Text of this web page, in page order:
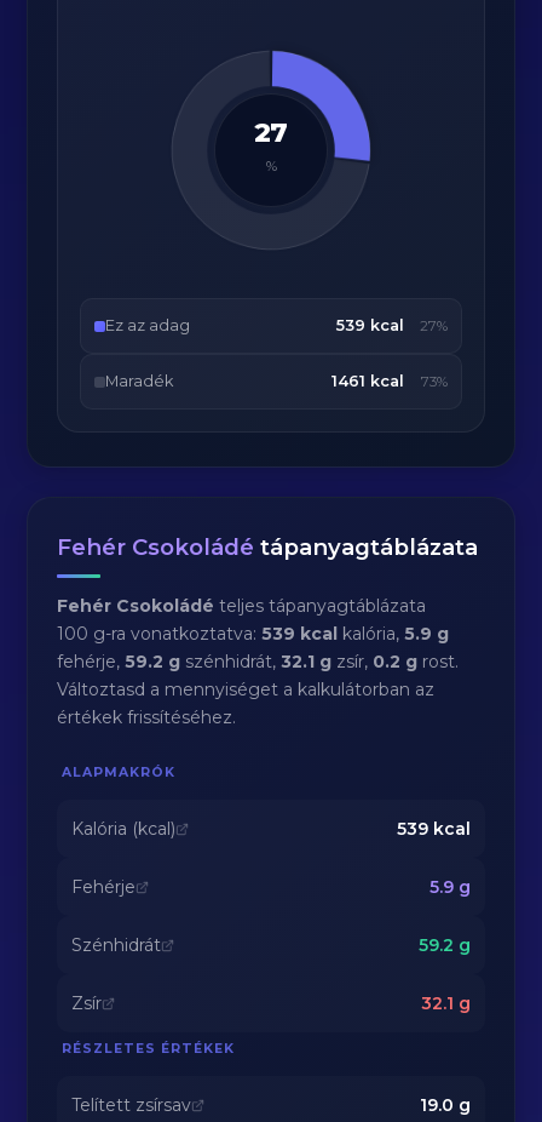
27
%
Ez az adag 539 kcal 27%
Maradék 1461 kcal 73%
Fehér Csokoládé tápanyagtáblázata
Fehér Csokoládé teljes tápanyagtáblázata
100 g-ra vonatkoztatva:539 kcal kalória,5.9 g
fehérje,59.2 g szénhidrát,32.1 g zsír, 0.2 g rost.
Változtasd a mennyiséget a kalkulátorban az
értékek frissítéséhez.
ALAPMAKRÓK
Kalória (kcal) 539kcal
Fehérje 5.9g
Szénhidrát 59.2 g
Zsír 32.1 g
RÉSZLETES ÉRTÉKEK
Telített zsírsav 19.0 g